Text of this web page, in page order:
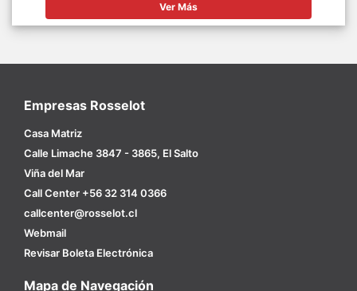
Ver Más
Empresas Rosselot
Casa Matriz
Calle Limache 3847 - 3865, El Salto
Viña del Mar
Call Center +56 32 314 0366
callcenter@rosselot.cl
Webmail
Revisar Boleta Electrónica
Mapa de Navegación